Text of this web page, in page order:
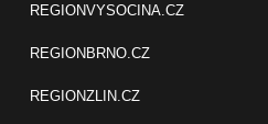
REGIONVYSOCINA.CZ
REGIONBRNO.CZ
REGIONZLIN.CZ